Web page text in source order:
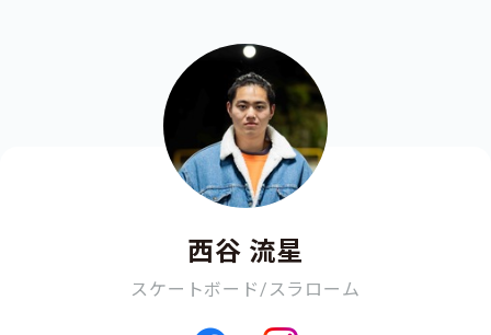
西谷 流星
スケートボード/スラローム